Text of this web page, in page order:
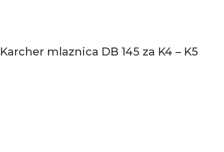
Karcher mlaznica DB 145 za K4 – K5